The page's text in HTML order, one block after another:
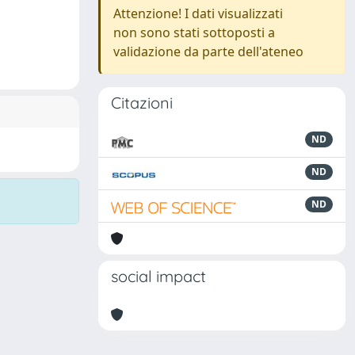
Attenzione! I dati visualizzati
non sono stati sottoposti a
validazione da parte dell'ateneo
Citazioni
ND
ND
ND
social impact